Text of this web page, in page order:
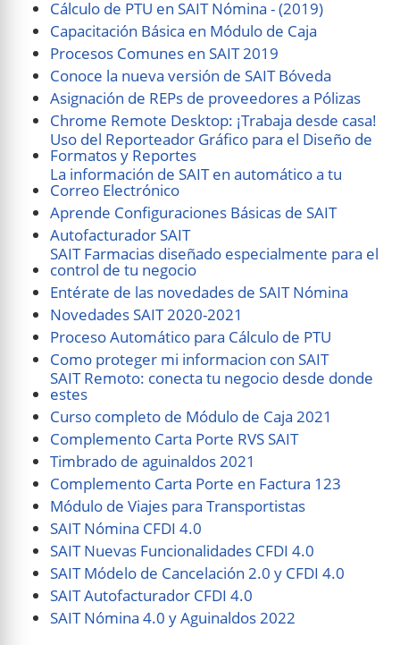
Cálculo de PTU en SAIT Nómina - (2019)
Capacitación Básica en Módulo de Caja
Procesos Comunes en SAIT 2019
Conoce la nueva versión de SAIT Bóveda
Asignación de REPs de proveedores a Pólizas
Chrome Remote Desktop: ¡Trabaja desde casa!
Uso del Reporteador Gráfico para el Diseño de
Formatos y Reportes
La información de SAIT en automático a tu
Correo Electrónico
Aprende Configuraciones Básicas de SAIT
Autofacturador SAIT
SAIT Farmacias diseñado especialmente para el
control de tu negocio
Entérate de las novedades de SAIT Nómina
Novedades SAIT 2020-2021
Proceso Automático para Cálculo de PTU
Como proteger mi informacion con SAIT
SAIT Remoto: conecta tu negocio desde donde
estes
Curso completo de Módulo de Caja 2021
Complemento Carta Porte RVS SAIT
Timbrado de aguinaldos 2021
Complemento Carta Porte en Factura 123
Módulo de Viajes para Transportistas
SAIT Nómina CFDI 4.0
SAIT Nuevas Funcionalidades CFDI 4.0
SAIT Módelo de Cancelación 2.0 y CFDI 4.0
SAIT Autofacturador CFDI 4.0
SAIT Nómina 4.0 y Aguinaldos 2022